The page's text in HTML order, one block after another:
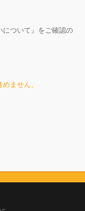
について』をご確認の
ません。